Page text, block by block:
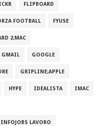
FLIPBOARD
FOOTBALL FYUSE
2;MAC
GMAIL GOOGLE
GRIPLINE;APPLE
HYPE IDEALISTA IMAC
INFOJOBS LAVORO